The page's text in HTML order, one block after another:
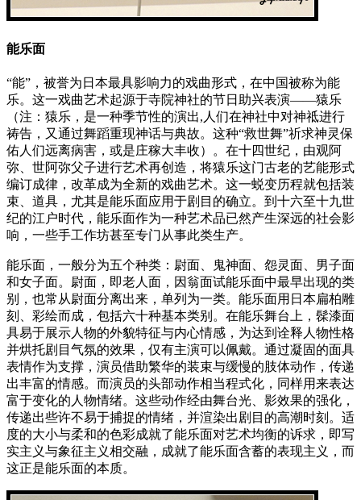
能乐面
“能”，被誉为日本最具影响力的戏曲形式，在中国被称为能
乐。这一戏曲艺术起源于寺院神社的节日助兴表演——猿乐
（注：猿乐，是一种季节性的演出,人们在神社中对神祗进行
祷告，又通过舞蹈重现神话与典故。这种“救世舞”祈求神灵保
佑人们远离病害，或是庄稼大丰收）。在十四世纪，由观阿
弥、世阿弥父子进行艺术再创造，将猿乐这门古老的艺能形式
编订成律，改革成为全新的戏曲艺术。这一蜕变历程就包括装
束、道具，尤其是能乐面应用于剧目的确立。到十六至十九世
纪的江户时代，能乐面作为一种艺术品已然产生深远的社会影
响，一些手工作坊甚至专门从事此类生产。
能乐面，一般分为五个种类：尉面、鬼神面、怨灵面、男子面
和女子面。尉面，即老人面，因翁面试能乐面中最早出现的类
别，也常从尉面分离出来，单列为一类。能乐面用日本扁柏雕
刻、彩绘而成，包括六十种基本类别。在能乐舞台上，髹漆面
具易于展示人物的外貌特征与内心情感，为达到诠释人物性格
并烘托剧目气氛的效果，仅有主演可以佩戴。通过凝固的面具
表情作为支撑，演员借助繁华的装束与缓慢的肢体动作，传递
出丰富的情感。而演员的头部动作相当程式化，同样用来表达
富于变化的人物情绪。这些动作经由舞台光、影效果的强化，
传递出些许不易于捕捉的情绪，并渲染出剧目的高潮时刻。适
度的大小与柔和的色彩成就了能乐面对艺术均衡的诉求，即写
实主义与象征主义相交融，成就了能乐面含蓄的表现主义，而
这正是能乐面的本质。